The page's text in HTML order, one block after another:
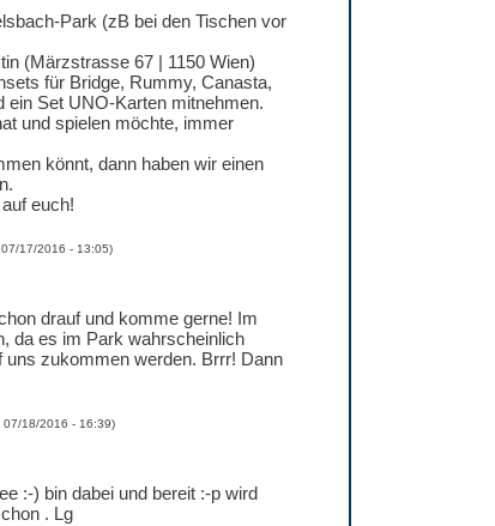
17/2016 - 13:05)
Park (zB bei den Tischen vor
(Märzstrasse 67 | 1150 Wien)
für Bridge, Rummy, Canasta,
ein Set UNO-Karten mitnehmen.
und spielen möchte, immer
könnt, dann haben wir einen
euch!
07/18/2016 - 16:39)
drauf und komme gerne! Im
da es im Park wahrscheinlich
zukommen werden. Brrr! Dann
:-) bin dabei und bereit :-p wird
. Lg